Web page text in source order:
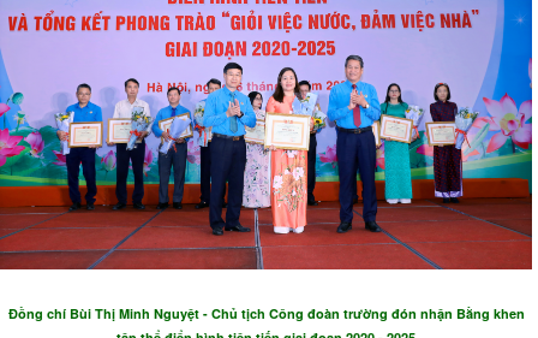
Đồng chí Bùi Thị Minh Nguyệt - Chủ tịch Công đoàn trường đón nhận Bằng khen